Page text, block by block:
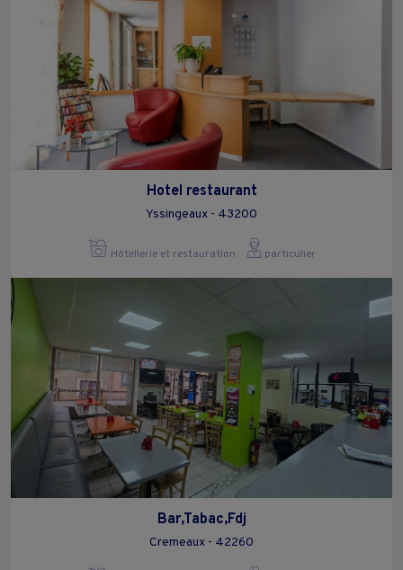
Hotel restaurant
Yssingeaux - 43200
Hôtellerie et restauration particulier
Bar,Tabac,Fdj
Cremeaux - 42260